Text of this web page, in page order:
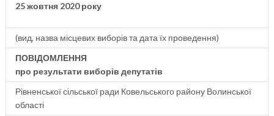
25 жовтня 2020 року
(вид, назва місцевих виборів та дата їх проведення)
ПОВІДОМЛЕННЯ
про результати виборів депутатів
Рівненської сільської ради Ковельського району Волинської
області